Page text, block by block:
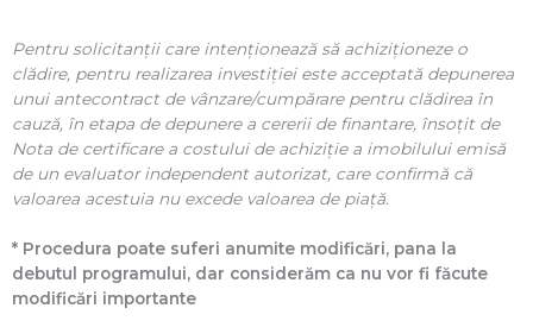
Pentru solicitanții care intenționează să achiziționeze o
clădire, pentru realizarea investiției este acceptată depunerea
unui antecontract de vânzare/cumpărare pentru clădirea în
cauză, în etapa de depunere a cererii de finantare, însoțit de
Nota de certificare a costului de achiziție a imobilului emisă
de un evaluator independent autorizat, care confirmă că
valoarea acestuia nu excede valoarea de piață.
* Procedura poate suferi anumite modificări, pana la
debutul programului, dar considerăm ca nu vor fi făcute
modificări importante